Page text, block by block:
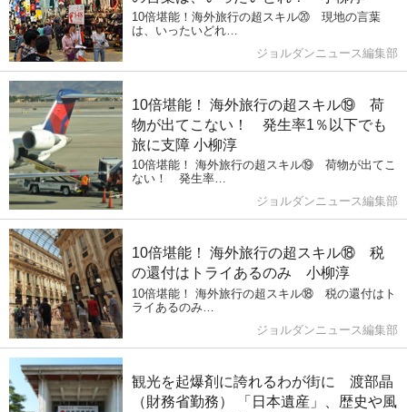
10倍堪能！海外旅行の超スキル⑳ 現地の言葉
は、いったいどれ…
ジョルダンニュース編集部
10倍堪能！ 海外旅行の超スキル⑲ 荷
物が出てこない！ 発生率1％以下でも
旅に支障 小柳淳
10倍堪能！ 海外旅行の超スキル⑲ 荷物が出てこ
ない！ 発生率…
ジョルダンニュース編集部
10倍堪能！ 海外旅行の超スキル⑱ 税
の還付はトライあるのみ 小柳淳
10倍堪能！ 海外旅行の超スキル⑱ 税の還付はト
ライあるのみ…
ジョルダンニュース編集部
観光を起爆剤に誇れるわが街に 渡部晶
（財務省勤務） 「日本遺産」、歴史や風